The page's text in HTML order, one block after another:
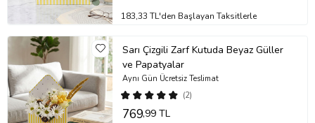
183,33 TL'den Başlayan Taksitlerle
Sarı Çizgili Zarf Kutuda Beyaz Güller
ve Papatyalar
(2)
Aynı Gün Ücretsiz Teslimat
769,99 TL